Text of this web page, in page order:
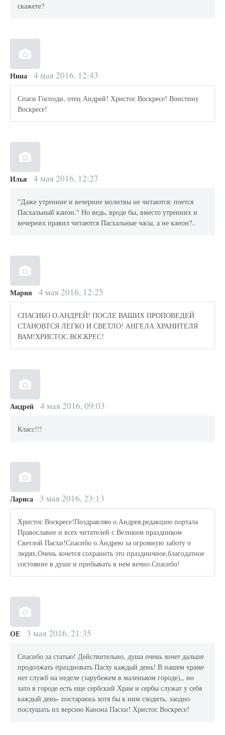
скажете?
Нина 4 мая 2016, 12:43
Спаси Господи, отец Андрей! Христос Воскресе! Воистину
Воскресе!
Илья 4 мая 2016, 12:27
"Даже утренние и вечерние молитвы не читаются: поется
Пасхальный канон." Но ведь, вроде бы, вместо утренних и
вечерних правил читаются Пасхальные часы, а не канон?..
Мария 4 мая 2016, 12:25
СПАСИБО О.АНДРЕЙ! ПОСЛЕ ВАШИХ ПРОПОВЕДЕЙ
СТАНОВТСЯ ЛЕГКО И СВЕТЛО! АНГЕЛА ХРАНИТЕЛЯ
ВАМ!ХРИСТОС ВОСКРЕС!
Андрей 4 мая 2016, 09:03
Класс!!!
Лариса 3 мая 2016, 23:13
Христос Воскресе!Поздравляю о.Андрея,редакцию портала
Православие и всех читателей с Великим праздником
Светлой Пасхи!Спасибо о.Андрею за огромную заботу о
людях.Очень хочется сохранить это праздничное,благодатное
состояние в душе и прибывать в нем вечно.Спасибо!
ОЕ 3 мая 2016, 21:35
Спасибо за статью! Действительно, душа очень хочет дальше
продолжать праздновать Пасху каждый день! В нашем храме
нет служб на неделе (зарубежем в маленьком городе),, но
зато в городе есть еще сербский Храм и сербы служат у себя
каждый день- постараюсь хотя бы к ним сходить, заодно
послушать их версию Канона Пасхи! Христос Воскресе!